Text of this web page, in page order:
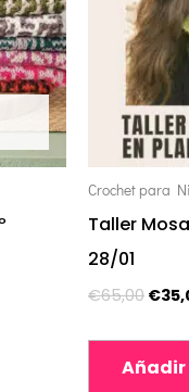
Crochet para
Taller
28/01
€65,00 €